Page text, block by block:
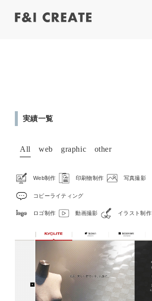
実績一覧
All web graphic other
Web制作 印刷物制作 写真撮影
コピーライティング
ロゴ制作 動画撮影 イラスト制作